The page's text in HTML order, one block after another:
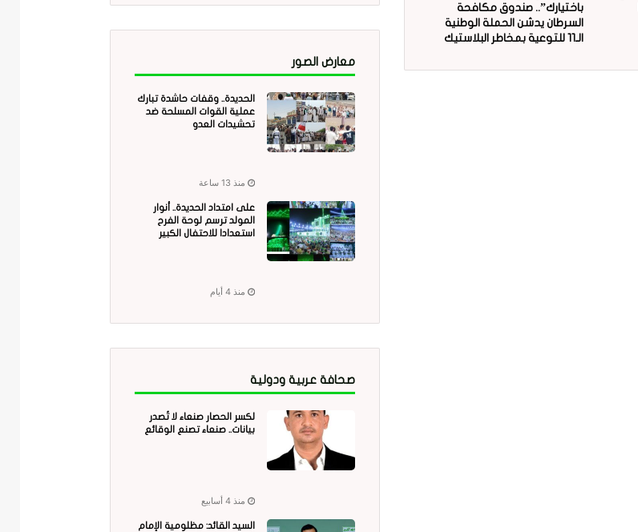
باختيارك”.. صندوق مكافحة
السرطان يدشن الحملة الوطنية
الـ11 للتوعية بمخاطر البلاستيك
معارض الصور
الحديدة.. وقفات حاشدة تبارك
عملية القوات المسلحة ضد
تحشيدات العدو
منذ 13 ساعة
على امتداد الحديدة.. أنوار
المولد ترسم لوحة الفرح
استعدادا للاحتفال الكبير
منذ 4 أيام
صحافة عربية ودولية
لكسر الحصار صنعاء لا تُصدر
بيانات.. صنعاء تصنع الوقائع
منذ 4 أسابيع
السيد القائد: مظلومية الإمام